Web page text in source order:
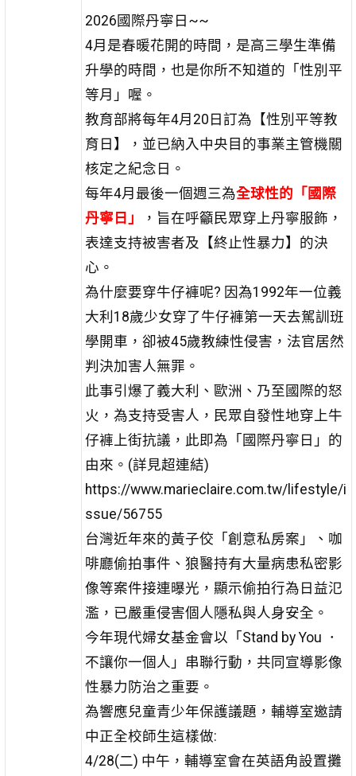
2026國際丹寧日~~
4月是春暖花開的時間，是高三學生準備
升學的時間，也是你所不知道的「性別平
等月」喔。
教育部將每年4月20日訂為【性別平等教
育日】，並已納入中央目的事業主管機關
核定之紀念日。
每年4月最後一個週三為全球性的「國際
丹寧日」
，旨在呼籲民眾穿上丹寧服飾，
表達支持被害者及【終止性暴力】的決
心。
為什麼要穿牛仔褲呢? 因為1992年一位義
大利18歲少女穿了牛仔褲第一天去駕訓班
學開車，卻被45歲教練性侵害，法官居然
判決加害人無罪。
此事引爆了義大利、歐洲、乃至國際的怒
火，為支持受害人，民眾自發性地穿上牛
仔褲上街抗議，此即為「國際丹寧日」的
由來。(詳見超連結)
https://www.marieclaire.com.tw/lifestyle/i
ssue/56755
台灣近年來的黃子佼「創意私房案」、咖
啡廳偷拍事件、狼醫持有大量病患私密影
像等案件接連曝光，顯示偷拍行為日益氾
濫，已嚴重侵害個人隱私與人身安全。
今年現代婦女基金會以「Stand by You ．
不讓你一個人」串聯行動，共同宣導影像
性暴力防治之重要。
為響應兒童青少年保護議題，輔導室邀請
中正全校師生這樣做:
4/28(二) 中午，輔導室會在英語角設置攤